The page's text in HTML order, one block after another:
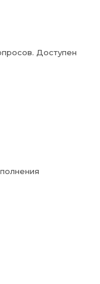
Доступен